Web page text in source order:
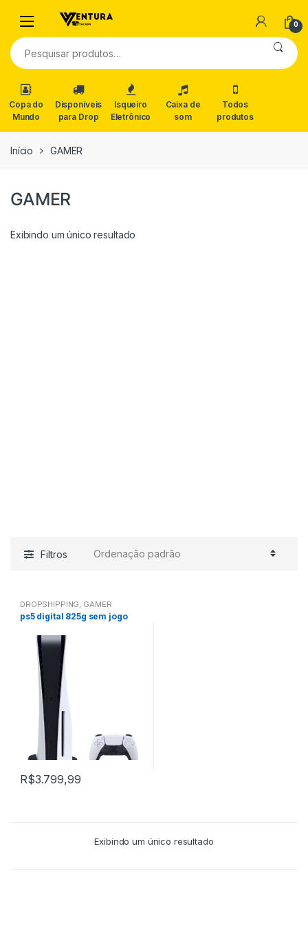
0
Pesquisar
por:
Copa do
Mundo
Disponíveis
para Drop
Isqueiro
Eletrônico
Caixa de
som
Todos
produtos
Início GAMER
GAMER
Exibindo um único resultado
Filtros
DROPSHIPPING GAMER
ps5 digital 825g sem jogo
R$3.799,99
Exibindo um único resultado